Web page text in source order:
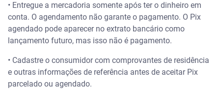
• Entregue a mercadoria somente após ter o dinheiro em
conta. O agendamento não garante o pagamento. O Pix
agendado pode aparecer no extrato bancário como
lançamento futuro, mas isso não é pagamento.
• Cadastre o consumidor com comprovantes de residência
e outras informações de referência antes de aceitar Pix
parcelado ou agendado.